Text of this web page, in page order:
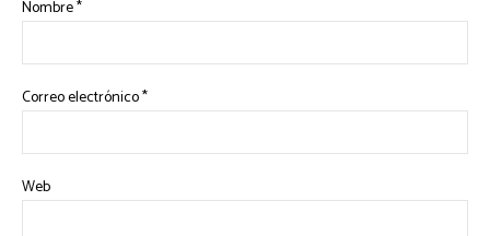
Nombre*
Correo electrónico*
Web